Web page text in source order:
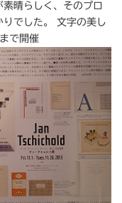
晴らしく、そのプロ
りでした。 文字の美し
で開催